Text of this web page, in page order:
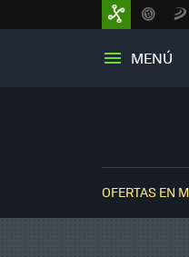
MENÚ
OFERTAS EN